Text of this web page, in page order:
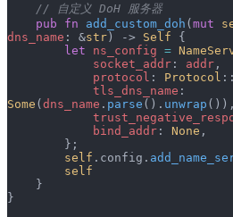
    // 自定义 DoH 服务器
    pub
fn add_custom_doh ( mut
dns_name : &str ) -> Self {
        let
ns_config =
            socket_addr
: addr ,
            protocol
: Protocol ::
            tls_dns_name
Some ( dns_name . parse (). unwrap ()),
            bind_addr
: None ,
        };
        self
.config.
        self
    }
}